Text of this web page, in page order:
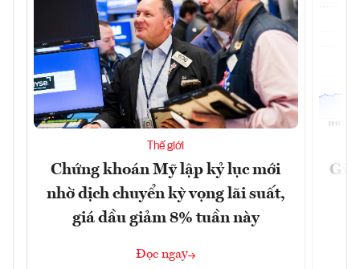
Thế giới
Chứng khoán Mỹ lập kỷ lục mới
nhờ dịch chuyển kỳ vọng lãi suất,
giá dầu giảm 8% tuần này
Đọc ngay
Giá